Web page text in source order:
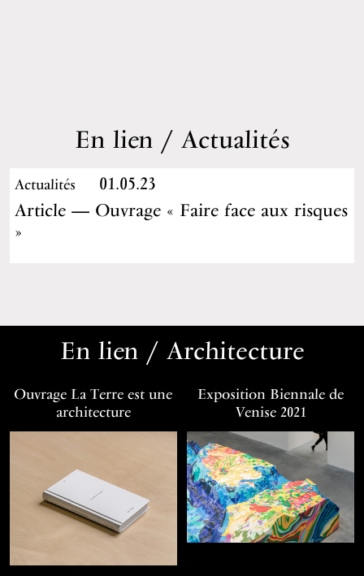
En lien / Actualités
Actualités
01.05.23
Article — Ouvrage « Faire face aux risques
»
En lien / Architecture
Ouvrage La Terre est une
architecture
Exposition Biennale de
Venise 2021